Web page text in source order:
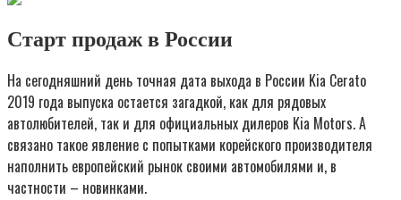
Старт продаж в России
На сегодняшний день точная дата выхода в России Kia Cerato
2019 года выпуска остается загадкой, как для рядовых
автолюбителей, так и для официальных дилеров Kia Motors. А
связано такое явление с попытками корейского производителя
наполнить европейский рынок своими автомобилями и, в
частности – новинками.